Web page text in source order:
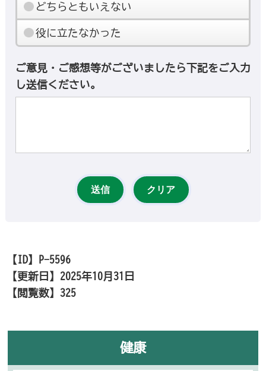
どちらともいえない
役に立たなかった
ご意見・ご感想等がございましたら下記をご入力
し送信ください。
【ID】
P-5596
【更新日】 2025年10月31日
【閲覧数】325
健康